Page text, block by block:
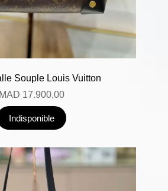
Souple Louis Vuitton
MAD 17.900,00
Indisponible